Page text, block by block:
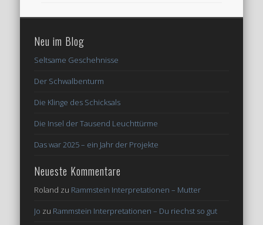
Neu im Blog
Seltsame Geschehnisse
Der Schwalbenturm
Die Klinge des Schicksals
Die Insel der Tausend Leuchttürme
Das war 2025 – ein Jahr der Projekte
Neueste Kommentare
Roland zu Rammstein Interpretationen – Mutter
Jo zu Rammstein Interpretationen – Du riechst so gut